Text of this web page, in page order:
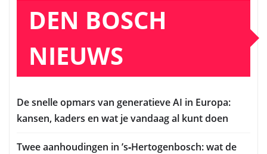
DEN BOSCH
NIEUWS
De snelle opmars van generatieve AI in Europa:
kansen, kaders en wat je vandaag al kunt doen
Twee aanhoudingen in ’s‑Hertogenbosch: wat de